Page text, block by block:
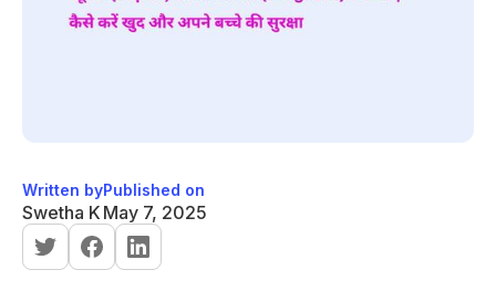
Written by
Swetha K
Published on
May 7, 2025